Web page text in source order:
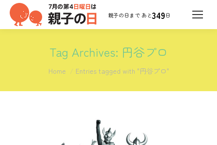
349日
Tag Archives: 円谷プロ
You are here:
Home Entries tagged with "円谷プロ"